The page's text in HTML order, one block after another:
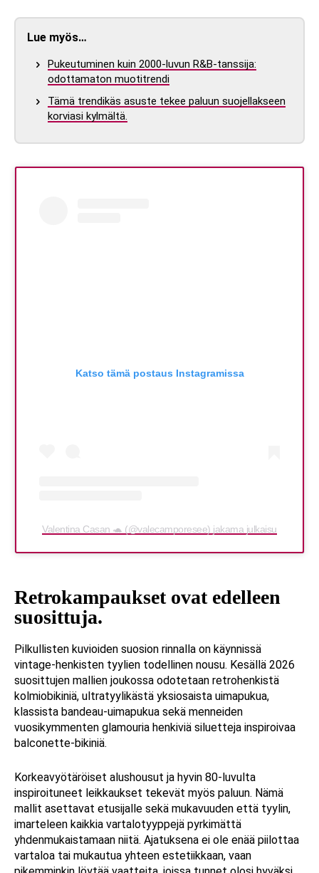
Lue myös…
Pukeutuminen kuin 2000-luvun R&B-tanssija:
odottamaton muotitrendi
Tämä trendikäs asuste tekee paluun suojellakseen
korviasi kylmältä.
Katso tämä postaus Instagramissa
Valentina Casan 🐢 (@valecamporesee) jakama julkaisu
Retrokampaukset ovat edelleen
suosittuja.
Pilkullisten kuvioiden suosion rinnalla on käynnissä
vintage-henkisten tyylien todellinen nousu. Kesällä 2026
suosittujen mallien joukossa odotetaan retrohenkistä
kolmiobikiniä, ultratyylikästä yksiosaista uimapukua,
klassista bandeau-uimapukua sekä menneiden
vuosikymmenten glamouria henkiviä siluetteja inspiroivaa
balconette-bikiniä.
Korkeavyötäröiset alushousut ja hyvin 80-luvulta
inspiroituneet leikkaukset tekevät myös paluun. Nämä
mallit asettavat etusijalle sekä mukavuuden että tyylin,
imarteleen kaikkia vartalotyyppejä pyrkimättä
yhdenmukaistamaan niitä. Ajatuksena ei ole enää piilottaa
vartaloa tai mukautua yhteen estetiikkaan, vaan